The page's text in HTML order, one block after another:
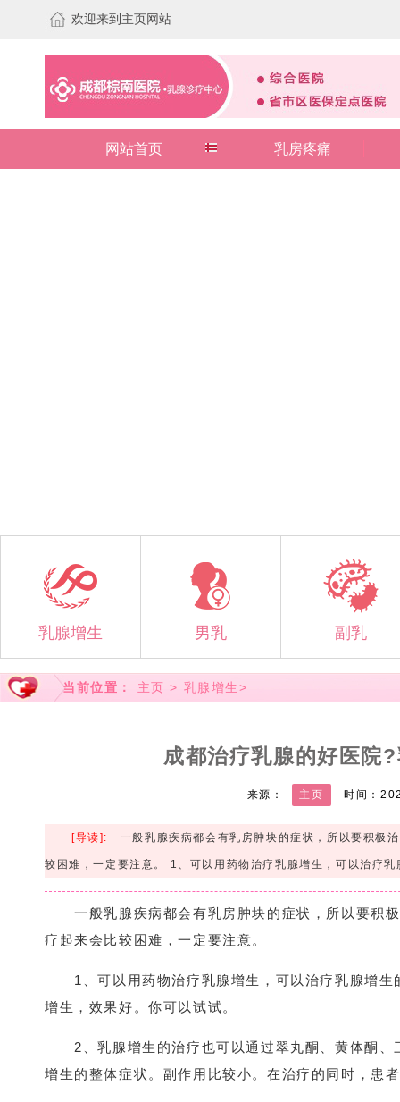
欢迎来到主页网站
网站首页 乳房疼痛
乳腺增生
成都棕南
内分泌失
男乳
成都乳腺
男人乳腺
副乳
当前位置： 主页 > 乳腺增生>
成都治疗乳腺的好医院
来源： 主页 时间：
[导读]: 一般乳腺疾病都会有乳房肿块的症状，所以要积极
较困难，一定要注意。 1、可以用药物治疗乳腺增生，可以治疗乳
一般乳腺疾病都会有乳房肿块的症状，所以要积极
疗起来会比较困难，一定要注意。
1、可以用药物治疗乳腺增生，可以治疗乳腺增生
增生，效果好。你可以试试。
2、乳腺增生的治疗也可以通过翠丸酮、黄体酮、
增生的整体症状。副作用比较小。在治疗的同时，患